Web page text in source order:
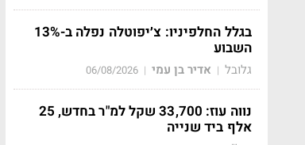
בגלל החלפיניו: צ׳יפוטלה נפלה ב-13%
השבוע
גלובל | אדיר בן עמי |
06/08/2026
נווה עוז: 33,700 שקל למ"ר בחדש, 25
אלף ביד שנייה